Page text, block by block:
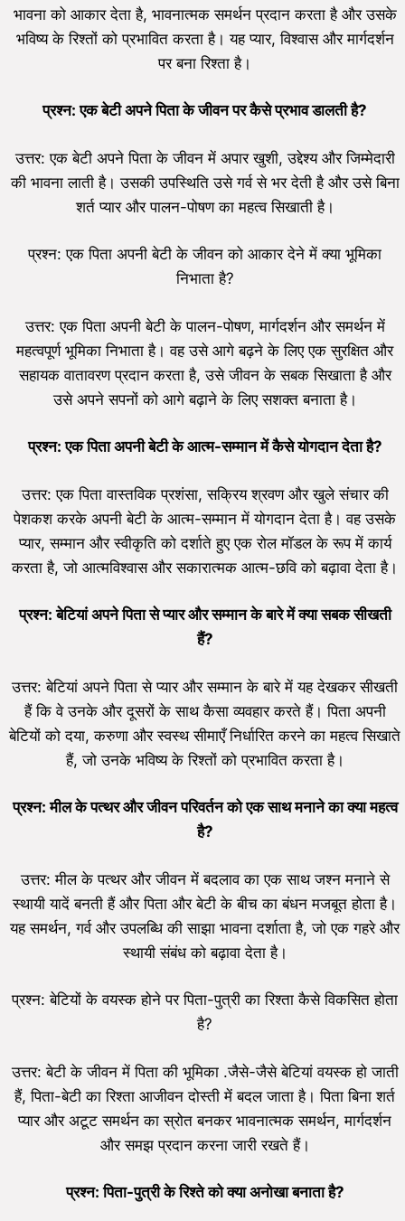
भावना को आकार देता है, भावनात्मक समर्थन प्रदान करता है और उसके
भविष्य के रिश्तों को प्रभावित करता है। यह प्यार, विश्वास और मार्गदर्शन
पर बना रिश्ता है।
प्रश्न: एक बेटी अपने पिता के जीवन पर कैसे प्रभाव डालती है?
उत्तर: एक बेटी अपने पिता के जीवन में अपार खुशी, उद्देश्य और जिम्मेदारी
की भावना लाती है। उसकी उपस्थिति उसे गर्व से भर देती है और उसे बिना
शर्त प्यार और पालन-पोषण का महत्व सिखाती है।
प्रश्न: एक पिता अपनी बेटी के जीवन को आकार देने में क्या भूमिका
निभाता है?
उत्तर: एक पिता अपनी बेटी के पालन-पोषण, मार्गदर्शन और समर्थन में
महत्वपूर्ण भूमिका निभाता है। वह उसे आगे बढ़ने के लिए एक सुरक्षित और
सहायक वातावरण प्रदान करता है, उसे जीवन के सबक सिखाता है और
उसे अपने सपनों को आगे बढ़ाने के लिए सशक्त बनाता है।
प्रश्न: एक पिता अपनी बेटी के आत्म-सम्मान में कैसे योगदान देता है?
उत्तर: एक पिता वास्तविक प्रशंसा, सक्रिय श्रवण और खुले संचार की
पेशकश करके अपनी बेटी के आत्म-सम्मान में योगदान देता है। वह उसके
प्यार, सम्मान और स्वीकृति को दर्शाते हुए एक रोल मॉडल के रूप में कार्य
करता है, जो आत्मविश्वास और सकारात्मक आत्म-छवि को बढ़ावा देता है।
प्रश्न: बेटियां अपने पिता से प्यार और सम्मान के बारे में क्या सबक सीखती
हैं?
उत्तर: बेटियां अपने पिता से प्यार और सम्मान के बारे में यह देखकर सीखती
हैं कि वे उनके और दूसरों के साथ कैसा व्यवहार करते हैं। पिता अपनी
बेटियों को दया, करुणा और स्वस्थ सीमाएँ निर्धारित करने का महत्व सिखाते
हैं, जो उनके भविष्य के रिश्तों को प्रभावित करता है।
प्रश्न: मील के पत्थर और जीवन परिवर्तन को एक साथ मनाने का क्या महत्व
है?
उत्तर: मील के पत्थर और जीवन में बदलाव का एक साथ जश्न मनाने से
स्थायी यादें बनती हैं और पिता और बेटी के बीच का बंधन मजबूत होता है।
यह समर्थन, गर्व और उपलब्धि की साझा भावना दर्शाता है, जो एक गहरे और
स्थायी संबंध को बढ़ावा देता है।
प्रश्न: बेटियों के वयस्क होने पर पिता-पुत्री का रिश्ता कैसे विकसित होता
है?
उत्तर: बेटी के जीवन में पिता की भूमिका .जैसे-जैसे बेटियां वयस्क हो जाती
हैं, पिता-बेटी का रिश्ता आजीवन दोस्ती में बदल जाता है। पिता बिना शर्त
प्यार और अटूट समर्थन का स्रोत बनकर भावनात्मक समर्थन, मार्गदर्शन
और समझ प्रदान करना जारी रखते हैं।
प्रश्न: पिता-पुत्री के रिश्ते को क्या अनोखा बनाता है?